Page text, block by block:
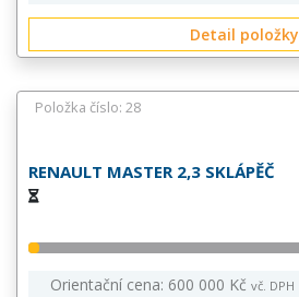
Detail položky
Položka číslo: 28
RENAULT MASTER 2,3 SKLÁPĚČ
Orientační cena: 600 000 Kč vč. DPH